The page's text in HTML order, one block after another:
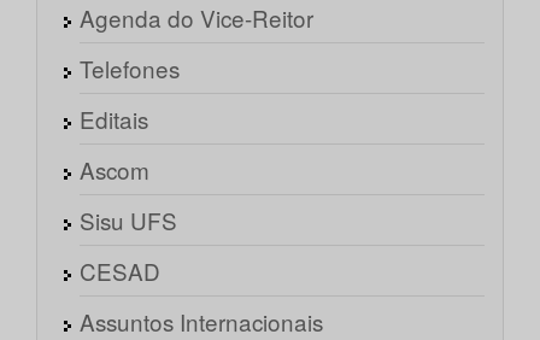
Agenda do Vice-Reitor
Telefones
Editais
Ascom
Sisu UFS
CESAD
Assuntos Internacionais